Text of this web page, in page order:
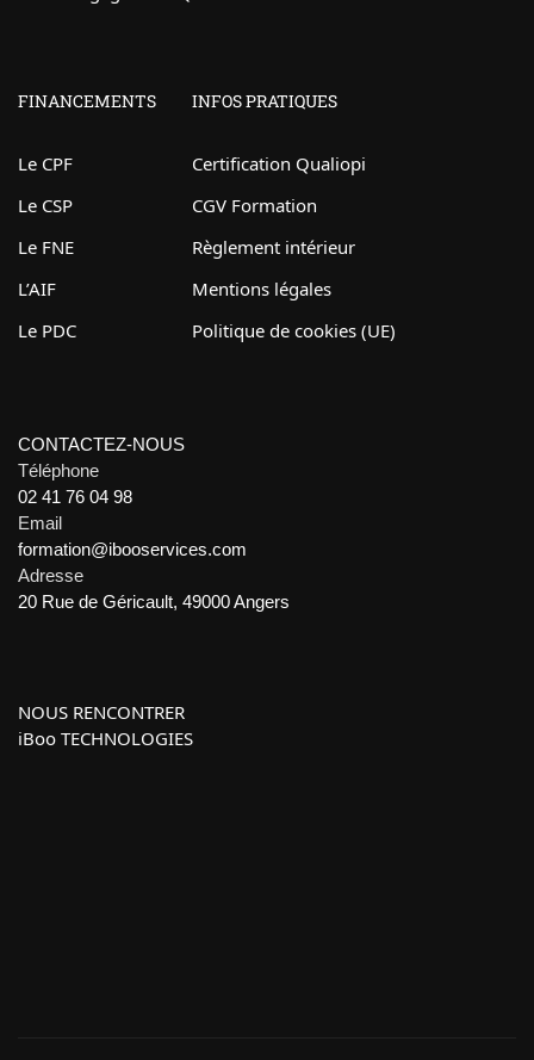
FINANCEMENTS
Le CPF
Le CSP
Le FNE
L’AIF
Le PDC
INFOS PRATIQUES
Certification Qualiopi
CGV Formation
Règlement intérieur
Mentions légales
Politique de cookies (UE)
CONTACTEZ-NOUS
Téléphone
02 41 76 04 98
Email
formation@ibooservices.com
Adresse
20 Rue de Géricault, 49000 Angers
NOUS RENCONTRER
iBoo TECHNOLOGIES